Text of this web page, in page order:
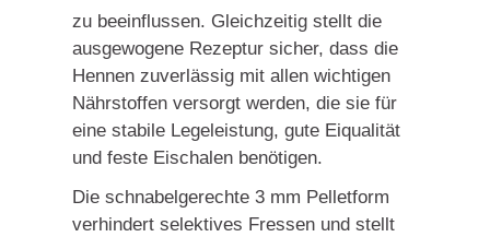
zu beeinflussen. Gleichzeitig stellt die
ausgewogene Rezeptur sicher, dass die
Hennen zuverlässig mit allen wichtigen
Nährstoffen versorgt werden, die sie für
eine stabile Legeleistung, gute Eiqualität
und feste Eischalen benötigen.
Die schnabelgerechte 3 mm Pelletform
verhindert selektives Fressen und stellt